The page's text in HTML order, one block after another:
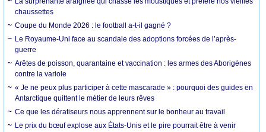
chaussettes
Coupe du Monde 2026 : le football a-t-il gagné ?
Le Royaume-Uni face au scandale des adoptions forcées de l’après-
guerre
Arêtes de poisson, quarantaine et vaccination : les armes des Aborigènes
contre la variole
« Je ne peux plus participer à cette mascarade » : pourquoi des guides en
Antarctique quittent le métier de leurs rêves
Ce que les dératiseurs nous apprennent sur le bonheur au travail
Le prix du bœuf explose aux États-Unis et le pire pourrait être à venir